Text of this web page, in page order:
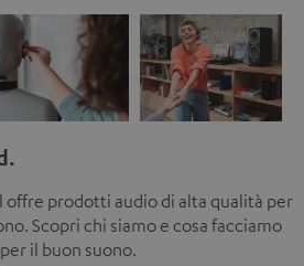
offre prodotti audio di alta qualità per
Scopri chi siamo e cosa facciamo
il buon suono.